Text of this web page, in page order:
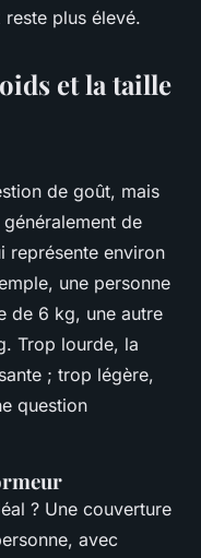
reste plus élevé.
et la taille
de goût, mais
de
représente environ
une personne
de 6 kg, une autre
Trop lourde, la
; trop légère,
question
? Une couverture
avec